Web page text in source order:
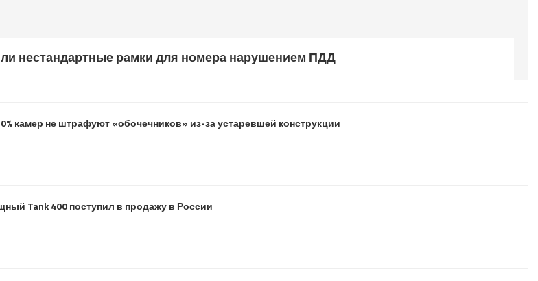
ли нестандартные рамки для номера нарушением ПДД
камер не штрафуют «обочечников» из-за устаревшей конструкции
Tank 400 поступил в продажу в России